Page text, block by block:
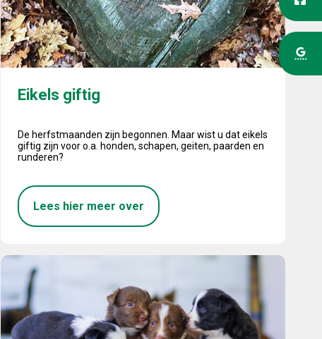
Eikels giftig
De herfstmaanden zijn begonnen. Maar wist u dat eikels
giftig zijn voor o.a. honden, schapen, geiten, paarden en
runderen?
Lees hier meer over
Nieuwe wet- en regelgeving